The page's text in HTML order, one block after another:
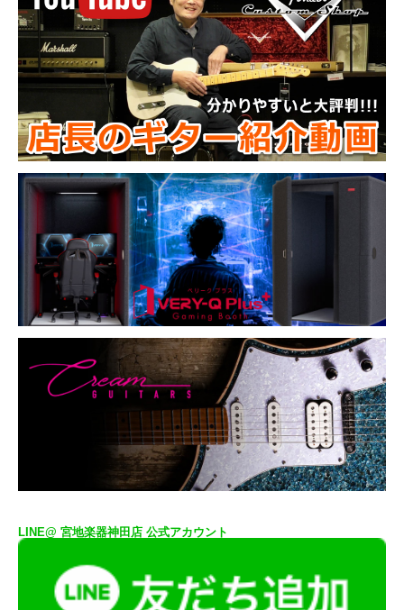
LINE@ 宮地楽器神田店 公式アカウント